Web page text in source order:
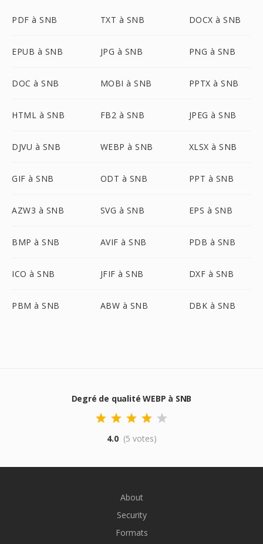
PDF à SNB TXT à SNB DOCX à SNB
EPUB à SNB JPG à SNB PNG à SNB
DOC à SNB MOBI à SNB PPTX à SNB
HTML à SNB FB2 à SNB JPEG à SNB
DJVU à SNB WEBP à SNB XLSX à SNB
GIF à SNB ODT à SNB PPT à SNB
AZW3 à SNB SVG à SNB EPS à SNB
BMP à SNB AVIF à SNB PDB à SNB
ICO à SNB JFIF à SNB DXF à SNB
PBM à SNB ABW à SNB DBK à SNB
Degré de qualité WEBP à SNB
4.0 (5 votes)
About
Security
Formats